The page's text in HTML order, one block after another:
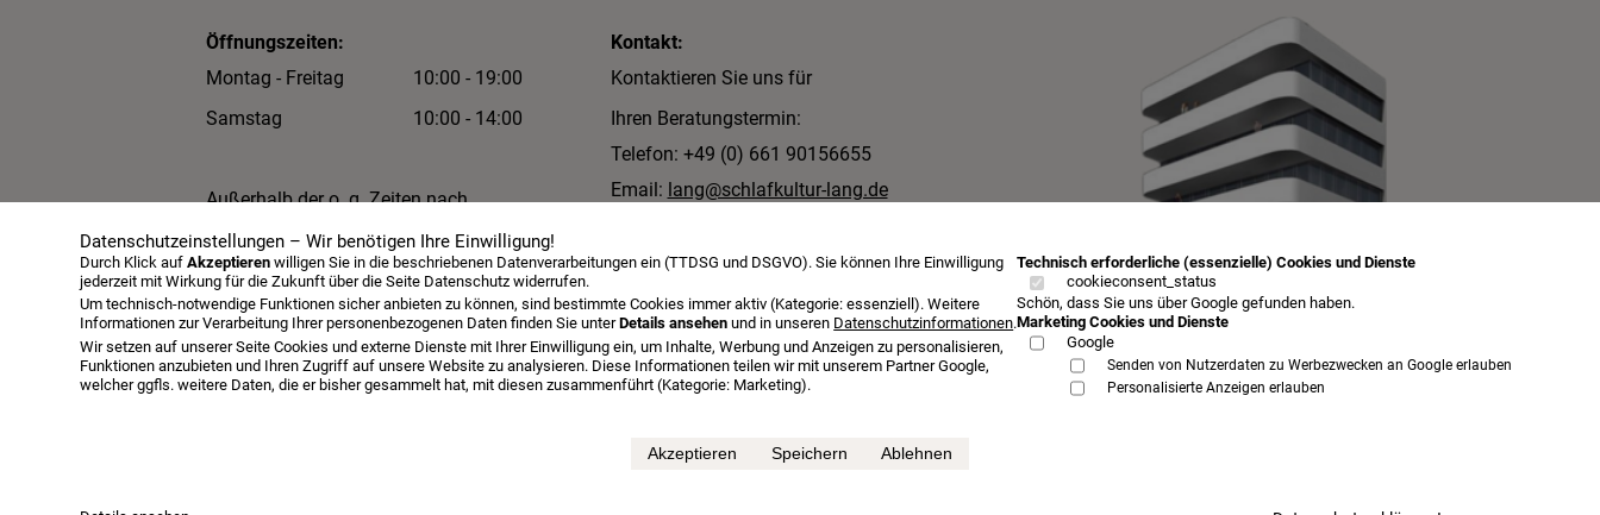
Öffnungszeiten:
Montag - Freitag
10:00 - 19:00
Samstag
10:00 - 14:00
Außerhalb der o. g. Zeiten nach
Terminabsprache.
Kontakt:
Kontaktieren Sie uns für
Ihren Beratungstermin:
Telefon: +49 (0) 661 90156655
Email: lang@schlafkultur-lang.de
Inh. Lutz Allister Lang
Dalbergstraße 2-4
36037 Fulda
Öffnungszeiten Beratungstermin Probeschlafen
mehr...
Jensen Betten Augsburg bei Schlafkultur Lang
Datenschutzeinstellungen – Wir benötigen Ihre Einwilligung!
Durch Klick aufAkzeptieren willigen Sie in die beschriebenen Datenverarbeitungen ein (TTDSG und DSGVO). Sie können Ihre Einwilligung
jederzeit mit Wirkung für die Zukunft über die Seite Datenschutz widerrufen.
Um technisch-notwendige Funktionen sicher anbieten zu können, sind bestimmte Cookies immer aktiv (Kategorie: essenziell). Weitere
Informationen zur Verarbeitung Ihrer personenbezogenen Daten finden Sie unterDetails ansehen und in unseren Datenschutzinformationen.
Wir setzen auf unserer Seite Cookies und externe Dienste mit Ihrer Einwilligung ein, um Inhalte, Werbung und Anzeigen zu personalisieren,
Funktionen anzubieten und Ihren Zugriff auf unsere Website zu analysieren. Diese Informationen teilen wir mit unserem Partner Google,
welcher ggfls. weitere Daten, die er bisher gesammelt hat, mit diesen zusammenführt (Kategorie: Marketing).
Technisch erforderliche (essenzielle) Cookies und Dienste
cookieconsent_status
Schön, dass Sie uns über Google gefunden haben.
Marketing Cookies und Dienste
Google
Senden von Nutzerdaten zu Werbezwecken an Google erlauben
Personalisierte Anzeigen erlauben
Akzeptieren Speichern Ablehnen